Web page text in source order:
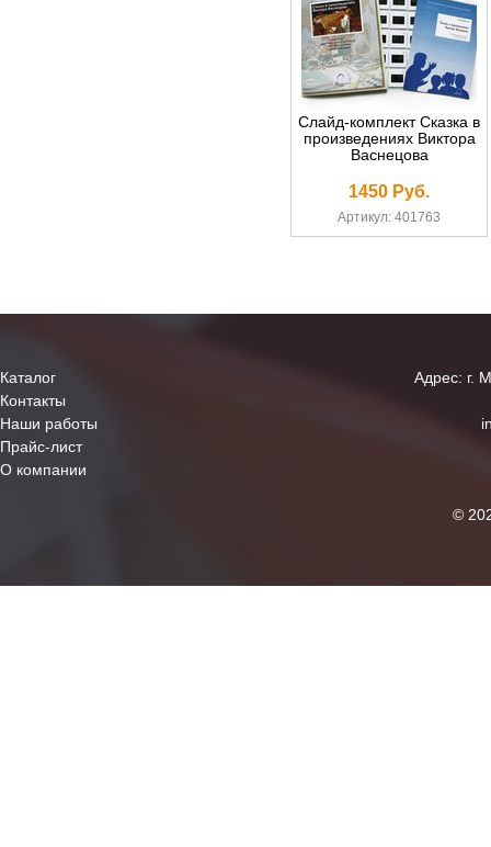
Слайд-комплект Сказка в
произведениях Виктора
Васнецова
1450 Руб.
Артикул: 401763
Каталог
Контакты
Наши работы
Прайс-лист
О компании
Адрес: г.
©